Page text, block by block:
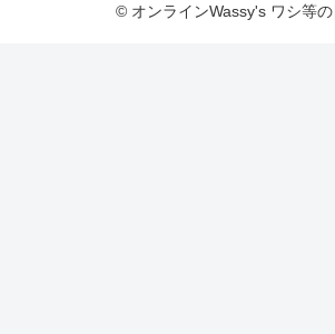
© オンラインWassy's ワシ等の